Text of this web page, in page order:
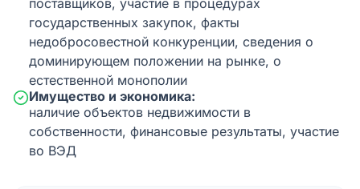
поставщиков, участие в процедурах
государственных закупок, факты
недобросовестной конкуренции, сведения о
доминирующем положении на рынке, о
естественной монополии
Имущество и экономика:
наличие объектов недвижимости в
собственности, финансовые результаты, участие
во ВЭД